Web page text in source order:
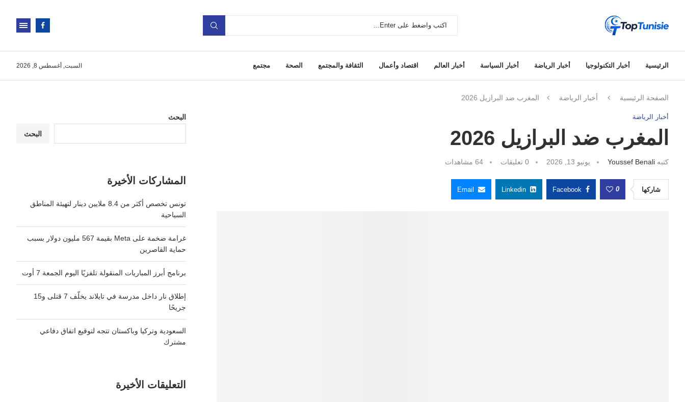
الرئيسية أخبار التكنولوجيا أخبار الرياضة أخبار السياسة أخبار العالم اقتصاد وأعمال الثقافة والمجتمع الصحة مجتمع السبت, أغسطس 8, 2026
الصفحة الرئيسية أخبار الرياضة المغرب ضد البرازيل 2026
أخبار الرياضة
المغرب ضد البرازيل 2026
كتبه Youssef Benali يونيو 13, 2026 0 تعليقات 64 مشاهدات
شاركها 0
Facebook
Linkedin
Email
البحث
البحث
المشاركات الأخيرة
تونس تخصص أكثر من 8.4 ملايين دينار لتهيئة المناطق
السياحية
غرامة ضخمة على Meta بقيمة 567 مليون دولار بسبب
حماية القاصرين
برنامج أبرز المباريات المنقولة تلفزيًا اليوم الجمعة 7 أوت
إطلاق نار داخل مدرسة في تايلاند يخلّف 7 قتلى و15
جريحًا
السعودية وتركيا وباكستان تتجه لتوقيع اتفاق دفاعي
مشترك
التعليقات الأخيرة